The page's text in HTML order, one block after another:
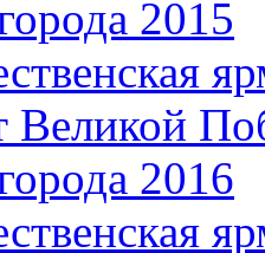
2015
Великой
2016